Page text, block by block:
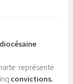
représente
convictions.